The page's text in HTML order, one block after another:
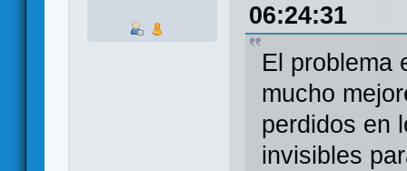
06:24:31
El problema
mucho
perdidos en
invisibles